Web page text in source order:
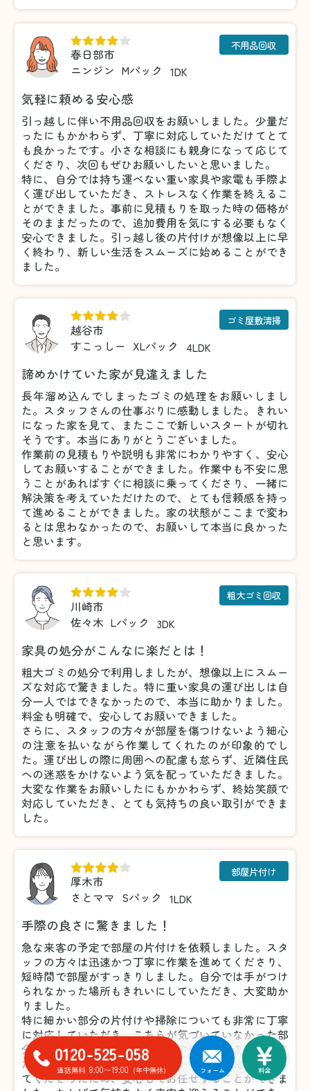
春日部市
ニンジン Mパック 1DK
不用品回収
気軽に頼める安心感
引っ越しに伴い不用品回収をお願いしました。少量だ
ったにもかかわらず、丁寧に対応していただけてとて
も良かったです。小さな相談にも親身になって応じて
くださり、次回もぜひお願いしたいと思いました。
特に、自分では持ち運べない重い家具や家電も手際よ
く運び出していただき、ストレスなく作業を終えるこ
とができました。事前に見積もりを取った時の価格が
そのままだったので、追加費用を気にする必要もなく
安心できました。引っ越し後の片付けが想像以上に早
く終わり、新しい生活をスムーズに始めることができ
ました。
越谷市
すこっしー
XLパック 4LDK
ゴミ屋敷清掃
諦めかけていた家が見違えました
長年溜め込んでしまったゴミの処理をお願いしまし
た。スタッフさんの仕事ぶりに感動しました。きれい
になった家を見て、またここで新しいスタートが切れ
そうです。本当にありがとうございました。
作業前の見積もりや説明も非常にわかりやすく、安心
してお願いすることができました。作業中も不安に思
うことがあればすぐに相談に乗ってくださり、一緒に
解決策を考えていただけたので、とても信頼感を持っ
て進めることができました。家の状態がここまで変わ
るとは思わなかったので、お願いして本当に良かった
と思います。
川崎市
佐々木 Lパック 3DK
粗大ゴミ回収
家具の処分がこんなに楽だとは！
粗大ゴミの処分で利用しましたが、想像以上にスムー
ズな対応で驚きました。特に重い家具の運び出しは自
分一人ではできなかったので、本当に助かりました。
料金も明確で、安心してお願いできました。
さらに、スタッフの方々が部屋を傷つけないよう細心
の注意を払いながら作業してくれたのが印象的でし
た。運び出しの際に周囲への配慮も怠らず、近隣住民
への迷惑をかけないよう気を配っていただきました。
大変な作業をお願いしたにもかかわらず、終始笑顔で
対応していただき、とても気持ちの良い取引ができま
した。
厚木市
さとママ Sパック 1LDK
部屋片付け
手際の良さに驚きました！
急な来客の予定で部屋の片付けを依頼しました。スタ
ッフの方々は迅速かつ丁寧に作業を進めてくださり、
短時間で部屋がすっきりしました。自分では手がつけ
られなかった場所もきれいにしていただき、大変助か
りました。
特に細かい部分の片付けや掃除についても非常に丁寧
に対応していただき、こちらが気づいていなかった部
分まできれいにしてくださったのには驚きました。ま
た、不要品の仕分けについても一つひとつ確認を取っ
てくださったため、安心してお任せすることができま
0120-525-058
通話無料 8:00〜19:00 (年中無休) フォーム 料金